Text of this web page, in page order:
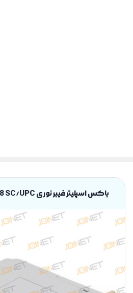
باکس اسپلیتر فیبر نوری Splitter box/PLC 1*8 SC/UPC